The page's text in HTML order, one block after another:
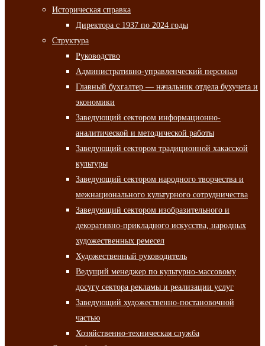
Историческая справка
Директора с 1937 по 2024 годы
Структура
Руководство
Административно-управленческий персонал
Главный бухгалтер — начальник отдела бухучета и
экономики
Заведующий сектором информационно-
аналитической и методической работы
Заведующий сектором традиционной хакасской
культуры
Заведующий сектором народного творчества и
межнационального культурного сотрудничества
Заведующий сектором изобразительного и
декоративно-прикладного искусства, народных
художественных ремесел
Художественный руководитель
Ведущий менеджер по культурно-массовому
досугу сектора рекламы и реализации услуг
Заведующий художественно-постановочной
частью
Хозяйственно-техническая служба